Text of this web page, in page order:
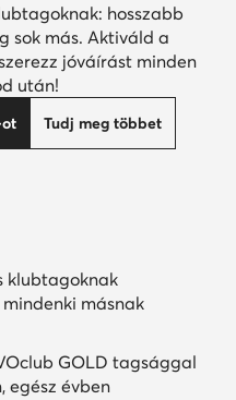
hosszabb
sok más. Aktiváld a
jóváírást minden
után!
Tudj meg többet
klubtagoknak
mindenki másnak
GOLD tagsággal
egész évben